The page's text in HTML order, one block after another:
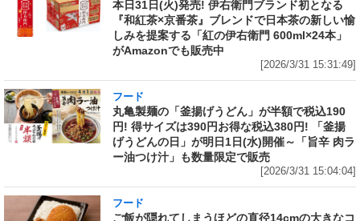
本日31日(火)発売! 伊右衛門ブランド初となる
『和紅茶×京番茶』ブレンドで日本茶の新しい愉
しみを提案する「紅の伊右衛門 600ml×24本」
がAmazonでも販売中
[2026/3/31 15:31:49]
フード
丸亀製麺の「釜揚げうどん」が半額で税込190
円! 得サイズは390円お得な税込380円! 「釜揚
げうどんの日」が明日1日(水)開催～「旨辛 肉ラ
ー油つけ汁」も数量限定で販売
[2026/3/31 15:04:04]
フード
ご飯が隠れてしまうほどの直径14cmの大きなコ